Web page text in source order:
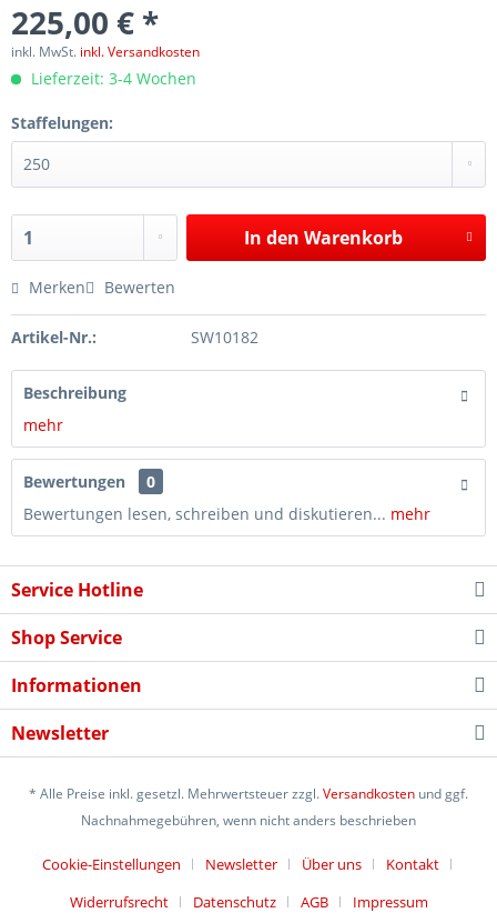
225,00 € *
inkl. MwSt. inkl. Versandkosten
Lieferzeit: 3-4 Wochen
Staffelungen:
In den Warenkorb
Merken Bewerten
Artikel-Nr.: SW10182
Beschreibung
mehr
Bewertungen
0
Bewertungen lesen, schreiben und diskutieren... mehr
Service Hotline
Shop Service
Informationen
Newsletter
* Alle Preise inkl. gesetzl. Mehrwertsteuer zzgl.Versandkosten und ggf.
Nachnahmegebühren, wenn nicht anders beschrieben
Cookie-Einstellungen Newsletter Über uns
Kontakt
Widerrufsrecht
Datenschutz AGB
Impressum